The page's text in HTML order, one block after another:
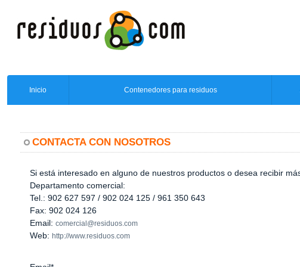
Inicio Contenedores para residuos
CONTACTA CON NOSOTROS
Si está interesado en alguno de nuestros productos o desea recibir
Departamento comercial:
Tel.: 902 627 597 / 902 024 125 / 961 350 643
Fax: 902 024 126
Email: comercial@residuos.com
Web: http://www.residuos.com